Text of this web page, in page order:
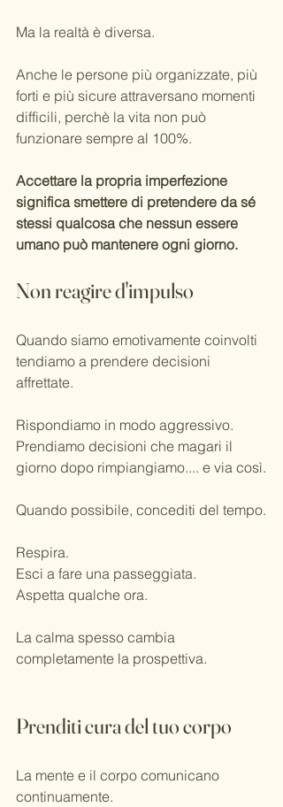
Ma la realtà è diversa.
Anche le persone più organizzate, più
forti e più sicure attraversano momenti
difficili, perchè la vita non può
funzionare sempre al 100%.
Accettare la propria imperfezione
significa smettere di pretendere da sé
stessi qualcosa che nessun essere
umano può mantenere ogni giorno.
Non reagire d'impulso
Quando siamo emotivamente coinvolti
tendiamo a prendere decisioni
affrettate.
Rispondiamo in modo aggressivo.
Prendiamo decisioni che magari il
giorno dopo rimpiangiamo.... e via così.
Quando possibile, concediti del tempo.
Respira.
Esci a fare una passeggiata.
Aspetta qualche ora.
La calma spesso cambia
completamente la prospettiva.
Prenditi cura del tuo corpo
La mente e il corpo comunicano
continuamente.